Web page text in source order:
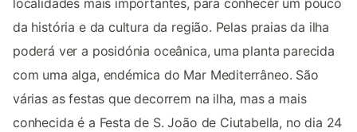
localidades mais importantes, para conhecer um pouco
da história e da cultura da região. Pelas praias da ilha
poderá ver a posidónia oceânica, uma planta parecida
com uma alga, endémica do Mar Mediterrâneo. São
várias as festas que decorrem na ilha, mas a mais
conhecida é a Festa de S. João de Ciutabella, no dia 24